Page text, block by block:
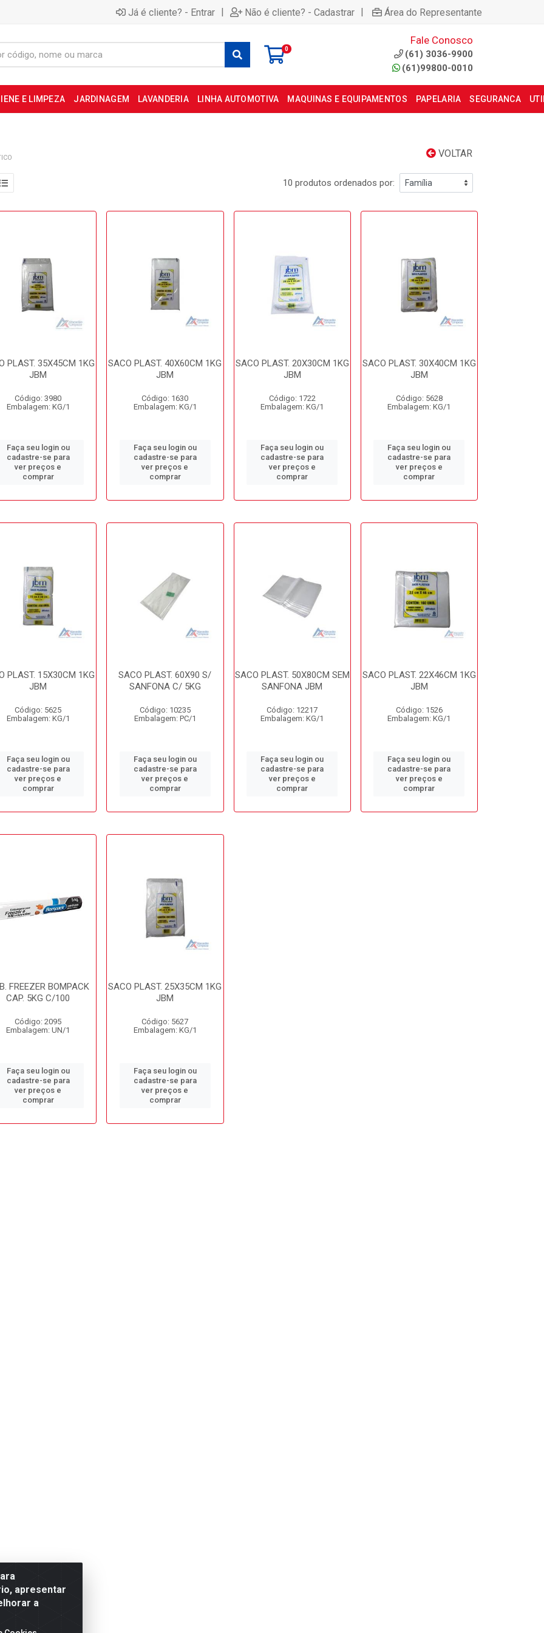
Já é cliente? - Entrar | Não é cliente? - Cadastrar | Área do Representante
0
Fale Conosco
(61) 3036-9900
(61)99800-0010
E LIMPEZA JARDINAGEM LAVANDERIA LINHA AUTOMOTIVA MAQUINAS E EQUIPAMENTOS PAPELARIA SEGURANCA
VOLTAR
10 produtos ordenados por:
PLAST. 35X45CM 1KG
JBM
Código: 3980
Embalagem: KG/1
Faça seu login ou
cadastre-se para
ver preços e
comprar
SACO PLAST. 40X60CM 1KG
JBM
Código: 1630
Embalagem: KG/1
Faça seu login ou
cadastre-se para
ver preços e
comprar
SACO PLAST. 20X30CM 1KG
JBM
Código: 1722
Embalagem: KG/1
Faça seu login ou
cadastre-se para
ver preços e
comprar
SACO PLAST. 30X40CM 1KG
JBM
Código: 5628
Embalagem: KG/1
Faça seu login ou
cadastre-se para
ver preços e
comprar
PLAST. 15X30CM 1KG
JBM
Código: 5625
Embalagem: KG/1
Faça seu login ou
cadastre-se para
ver preços e
comprar
SACO PLAST. 60X90 S/
SANFONA C/ 5KG
Código: 10235
Embalagem: PC/1
Faça seu login ou
cadastre-se para
ver preços e
comprar
SACO PLAST. 50X80CM SEM
SANFONA JBM
Código: 12217
Embalagem: KG/1
Faça seu login ou
cadastre-se para
ver preços e
comprar
SACO PLAST. 22X46CM 1KG
JBM
Código: 1526
Embalagem: KG/1
Faça seu login ou
cadastre-se para
ver preços e
comprar
FREEZER BOMPACK
CAP. 5KG C/100
Código: 2095
Embalagem: UN/1
Faça seu login ou
cadastre-se para
ver preços e
comprar
SACO PLAST. 25X35CM 1KG
JBM
Código: 5627
Embalagem: KG/1
Faça seu login ou
cadastre-se para
ver preços e
comprar
apresentar
a